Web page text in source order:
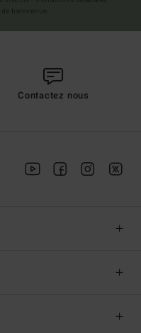
Contactez nous